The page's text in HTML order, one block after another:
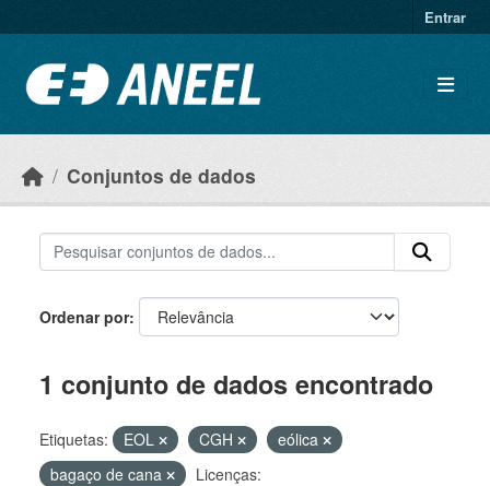
Entrar
Conjuntos de dados
Ordenar por
1 conjunto de dados encontrado
Etiquetas: EOL CGH
eólica
bagaço de cana
Licenças: